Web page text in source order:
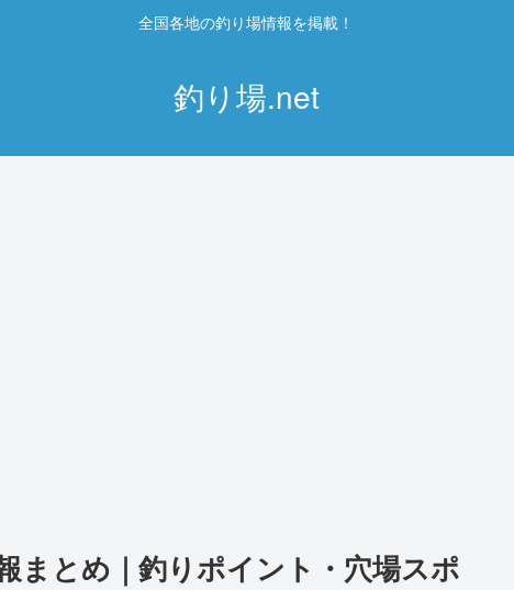
全国各地の釣り場情報を掲載！
釣り場.net
まとめ｜釣りポイント・穴場スポ